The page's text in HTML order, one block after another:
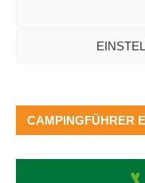
Offenlegung: Die
Buchung kommt,
CAMPINGFÜHRER